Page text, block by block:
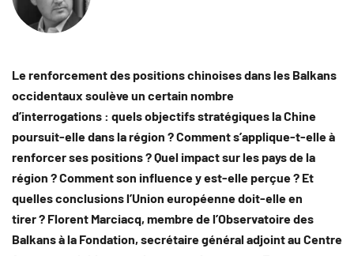
Le renforcement des positions chinoises dans les Balkans
occidentaux soulève un certain nombre
d’interrogations : quels objectifs stratégiques la Chine
poursuit-elle dans la région ? Comment s’applique-t-elle à
renforcer ses positions ? Quel impact sur les pays de la
région ? Comment son influence y est-elle perçue ? Et
quelles conclusions l’Union européenne doit-elle en
tirer ? Florent Marciacq, membre de l’Observatoire des
Balkans à la Fondation, secrétaire général adjoint au Centre